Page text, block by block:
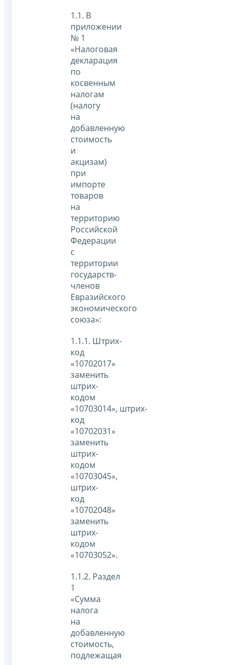
1.1. В
приложении
№ 1
«Налоговая
декларация
по
косвенным
налогам
(налогу
на
добавленную
стоимость
и
акцизам)
при
импорте
товаров
на
территорию
Российской
Федерации
с
территории
государств-
членов
Евразийского
экономического
союза»:
1.1.1. Штрих-
код
«10702017»
заменить
штрих-
кодом
«10703014», штрих-
код
«10702031»
заменить
штрих-
кодом
«10703045»,
штрих-
код
«10702048»
заменить
штрих-
кодом
«10703052».
1.1.2. Раздел
1
«Сумма
налога
на
добавленную
стоимость,
подлежащая